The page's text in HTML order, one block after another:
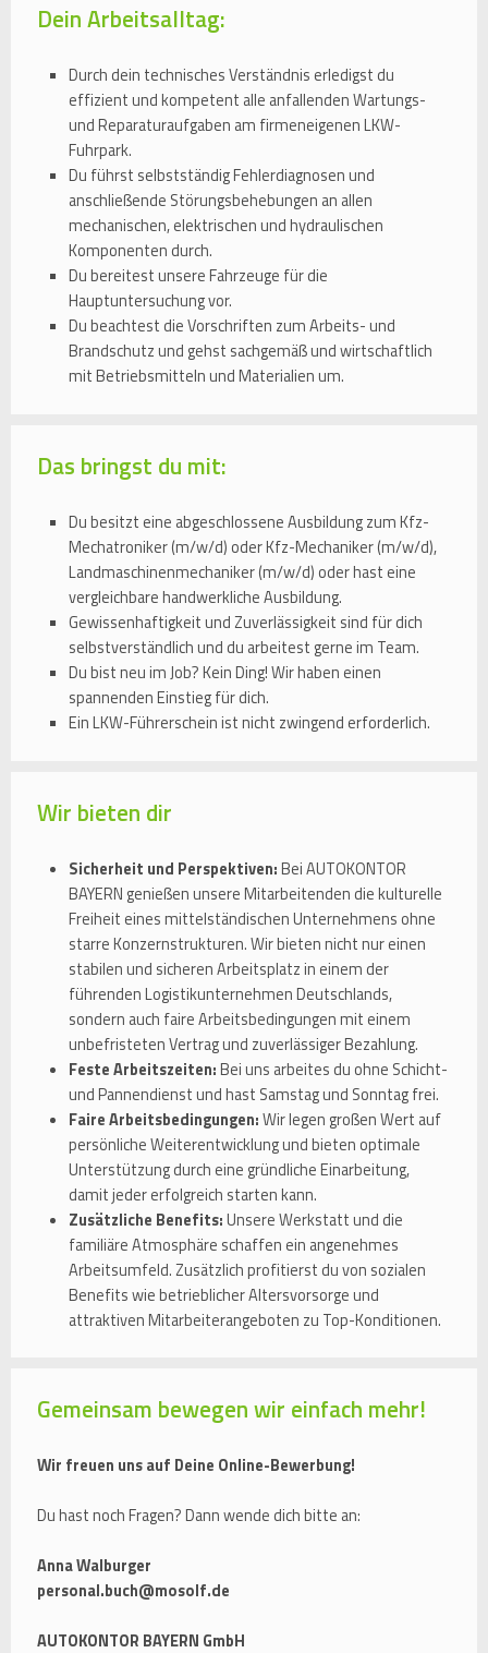
Dein Arbeitsalltag:
Durch dein technisches Verständnis erledigst du
effizient und kompetent alle anfallenden Wartungs-
und Reparaturaufgaben am firmeneigenen LKW-
Fuhrpark.
Du führst selbstständig Fehlerdiagnosen und
anschließende Störungsbehebungen an allen
mechanischen, elektrischen und hydraulischen
Komponenten durch.
Du bereitest unsere Fahrzeuge für die
Hauptuntersuchung vor.
Du beachtest die Vorschriften zum Arbeits- und
Brandschutz und gehst sachgemäß und wirtschaftlich
mit Betriebsmitteln und Materialien um.
Das bringst du mit:
Du besitzt eine abgeschlossene Ausbildung zum Kfz-
Mechatroniker (m/w/d) oder Kfz-Mechaniker (m/w/d),
Landmaschinenmechaniker (m/w/d) oder hast eine
vergleichbare handwerkliche Ausbildung.
Gewissenhaftigkeit und Zuverlässigkeit sind für dich
selbstverständlich und du arbeitest gerne im Team.
Du bist neu im Job? Kein Ding! Wir haben einen
spannenden Einstieg für dich.
Ein LKW-Führerschein ist nicht zwingend erforderlich.
Wir bieten dir
Sicherheit und Perspektiven:Bei AUTOKONTOR
BAYERN genießen unsere Mitarbeitenden die kulturelle
Freiheit eines mittelständischen Unternehmens ohne
starre Konzernstrukturen. Wir bieten nicht nur einen
stabilen und sicheren Arbeitsplatz in einem der
führenden Logistikunternehmen Deutschlands,
sondern auch faire Arbeitsbedingungen mit einem
unbefristeten Vertrag und zuverlässiger Bezahlung.
Feste Arbeitszeiten:Bei uns arbeites du ohne Schicht-
und Pannendienst und hast Samstag und Sonntag frei.
Faire Arbeitsbedingungen:Wir legen großen Wert auf
persönliche Weiterentwicklung und bieten optimale
Unterstützung durch eine gründliche Einarbeitung,
damit jeder erfolgreich starten kann.
Zusätzliche Benefits:Unsere Werkstatt und die
familiäre Atmosphäre schaffen ein angenehmes
Arbeitsumfeld. Zusätzlich profitierst du von sozialen
Benefits wie betrieblicher Altersvorsorge und
attraktiven Mitarbeiterangeboten zu Top-Konditionen.
Gemeinsam bewegen wir einfach mehr!
Wir freuen uns auf Deine Online-Bewerbung!
Du hast noch Fragen? Dann wende dich bitte an:
Anna Walburger
personal.buch@mosolf.de
AUTOKONTOR BAYERN GmbH